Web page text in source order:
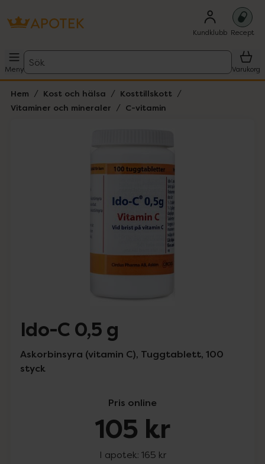
Kundklubb Recept
Meny
Sök
Varukorg
Hem Kost och hälsa
Kosttillskott
Vitaminer och mineraler
C-vitamin
Ido-C 0,5 g
Askorbinsyra (vitamin C), Tuggtablett, 100
styck
Pris online
105 kr
I apotek: 165 kr